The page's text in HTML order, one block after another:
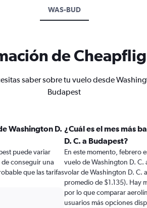
WAS-BUD
de
saber sobre tu vuelo desde
Budapest
Washington D.
puede variar
de conseguir una
que las tarifas
¿Cuál es el mes más
D. C. a Budapest?
En este momento, febrero
vuelo de Washington D. C.
volar de Washington D. C.
promedio de $1.135). Hay
por lo que comparar
usuarios más opciones